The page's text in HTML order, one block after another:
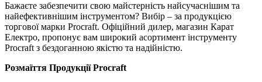
Бажаєте забезпечити свою майстерність найсучаснішим та
найефективнішим інструментом? Вибір – за продукцією
торгової марки Procraft. Офіційний дилер, магазин Карат
Електро, пропонує вам широкий асортимент інструменту
Procraft з бездоганною якістю та надійністю.
Розмаїття Продукції Procraft